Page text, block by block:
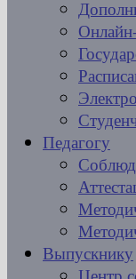
Педагогу
Выпускнику